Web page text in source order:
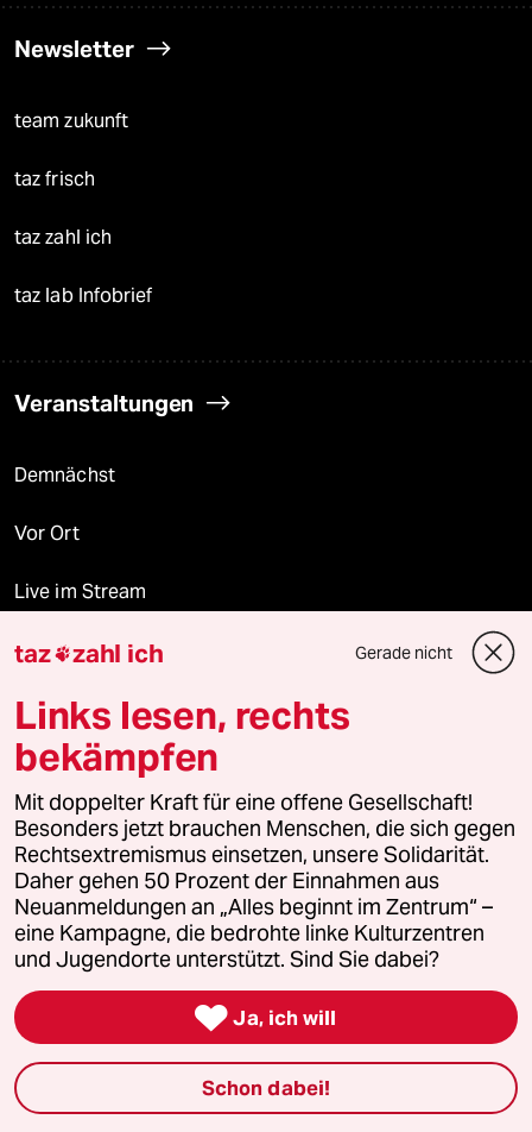
Newsletter
team zukunft
taz frisch
taz zahl ich
taz lab Infobrief
Veranstaltungen
Demnächst
Vor Ort
Live im Stream
Vergangene
taz lab 2027
Mehr taz Lesestoff
taz Blogs
taz FUTURZWEI
Le Monde diplomatique
taz Archiv
taz zahl ich Gerade nicht
Links lesen, rechts
bekämpfen
Mit doppelter Kraft für eine offene Gesellschaft!
Besonders jetzt brauchen Menschen, die sich gegen
Rechtsextremismus einsetzen, unsere Solidarität.
Daher gehen 50 Prozent der Einnahmen aus
Neuanmeldungen an „Alles beginnt im Zentrum“ –
eine Kampagne, die bedrohte linke Kulturzentren
und Jugendorte unterstützt. Sind Sie dabei?
 Ja, ich will
Schon dabei!